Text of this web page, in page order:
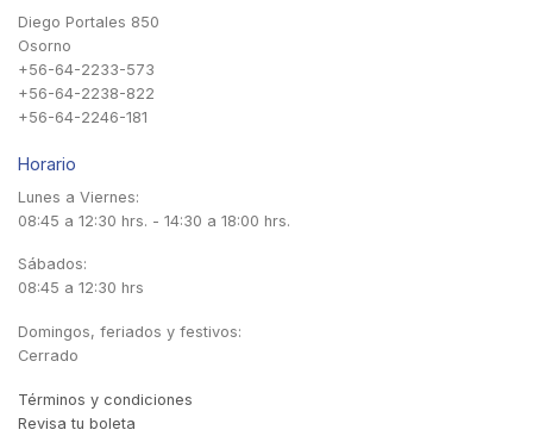
Diego Portales 850
Osorno
+56-64-2233-573
+56-64-2238-822
+56-64-2246-181
Horario
Lunes a Viernes:
08:45 a 12:30 hrs. - 14:30 a 18:00 hrs.
Sábados:
08:45 a 12:30 hrs
Domingos, feriados y festivos:
Cerrado
Términos y condiciones
Revisa tu boleta